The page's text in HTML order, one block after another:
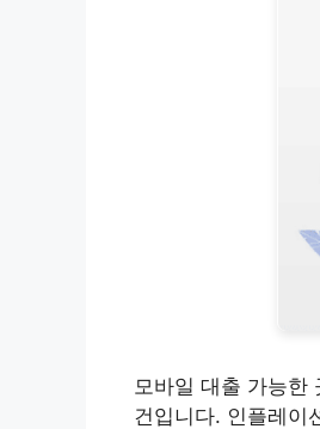
모바일 대출 가능한
건입니다. 인플레이